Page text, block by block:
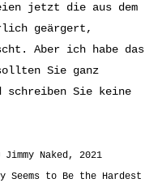
jetzt die aus dem
geärgert,
Aber ich habe das
Sie ganz
schreiben Sie keine
Naked, 2021
to Be the Hardest